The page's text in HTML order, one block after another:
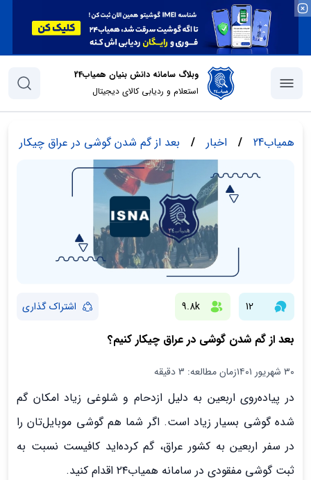
وبلاگ سامانه دانش بنیان همیاب24
استعلام و ردیابی کالای دیجیتال
همیاب24 / اخبار / بعد از گم شدن گوشی در عراق چیکار
12
9.8k اشتراک گذاری
بعد از گم شدن گوشی در عراق چیکار کنیم؟
۳۰ شهریور ۱۴۰۱ زمان مطالعه: 3 دقیقه
در پیاده‌روی اربعین به دلیل ازدحام و شلوغی زیاد امکان گم
شده گوشی بسیار زیاد است. اگر شما هم گوشی موبایل‌تان را
در سفر اربعین به کشور عراق، گم کرده‌اید کافیست نسبت به
ثبت گوشی مفقودی در سامانه همیاب۲۴ اقدام کنید.